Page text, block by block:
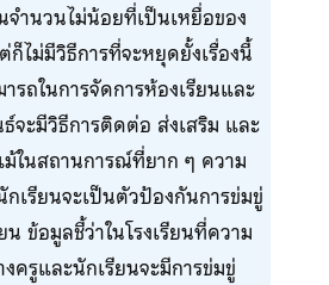
จำนวนไม่น้อยที่เป็นเหยื่อของ
ไม่มีวิธีการที่จะหยุดยั้งเรื่องนี้
รถในการจัดการห้องเรียนและ
จะมีวิธีการติดต่อ ส่งเสริม และ
ม้ในสถานการณ์ที่ยาก ๆ ความ
เรียนจะเป็นตัวป้องกันการข่มขู่
ข้อมูลชี้ว่าในโรงเรียนที่ความ
ครูและนักเรียนจะมีการข่มขู่